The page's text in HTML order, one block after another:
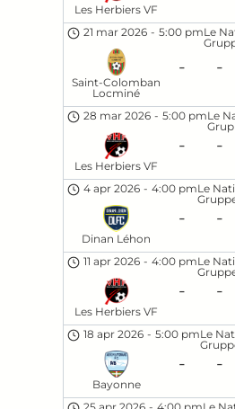
Les Herbiers VF
Le
21 mar 2026 - 5:00 pm
Saint-Colomban
Locminé
- -
Le
28 mar 2026 - 5:00 pm
Les Herbiers VF
- -
Le
4 apr 2026 - 4:00 pm
Dinan Léhon
- -
Le
11 apr 2026 - 4:00 pm
Les Herbiers VF
- -
Le
18 apr 2026 - 5:00 pm
Bayonne
- -